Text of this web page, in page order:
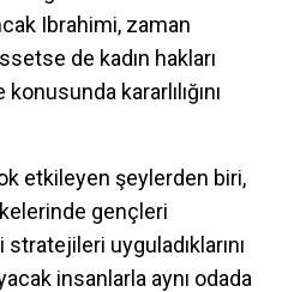
Ibrahimi, zaman
de kadın hakları
kararlılığını
etkileyen şeylerden biri,
gençleri
uyguladıklarını
insanlarla aynı odada